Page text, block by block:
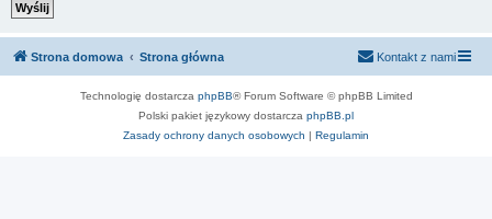
Strona domowa Strona główna Kontakt z nami
Technologię dostarcza phpBB® Forum Software © phpBB Limited
Polski pakiet językowy dostarcza phpBB.pl
Zasady ochrony danych osobowych | Regulamin